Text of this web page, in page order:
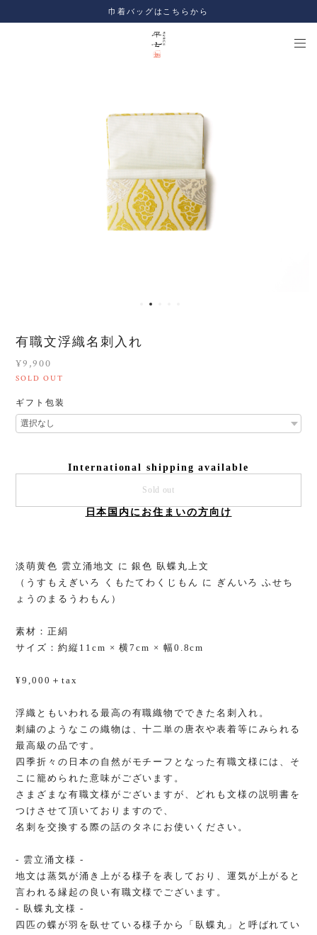
巾着バッグはこちらから
有職文浮織名刺入れ
¥9,900
SOLD OUT
ギフト包装
International shipping available
Sold out
日本国内にお住まいの方向け
淡萌黄色 雲立涌地文 に 銀色 臥蝶丸上文
（うすもえぎいろ くもたてわくじもん に ぎんいろ ふせち
ょうのまるうわもん）
素材：正絹
サイズ：約縦11cm × 横7cm × 幅0.8cm
¥9,000＋tax
浮織ともいわれる最高の有職織物でできた名刺入れ。
刺繍のようなこの織物は、十二単の唐衣や表着等にみられる
最高級の品です。
四季折々の日本の自然がモチーフとなった有職文様には、そ
こに籠められた意味がございます。
さまざまな有職文様がございますが、どれも文様の説明書を
つけさせて頂いておりますので、
名刺を交換する際の話のタネにお使いください。
- 雲立涌文様 -
地文は蒸気が涌き上がる様子を表しており、運気が上がると
言われる縁起の良い有職文様でございます。
- 臥蝶丸文様 -
四匹の蝶が羽を臥せている様子から「臥蝶丸」と呼ばれてい